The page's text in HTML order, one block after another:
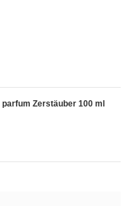
Zerstäuber 100 ml